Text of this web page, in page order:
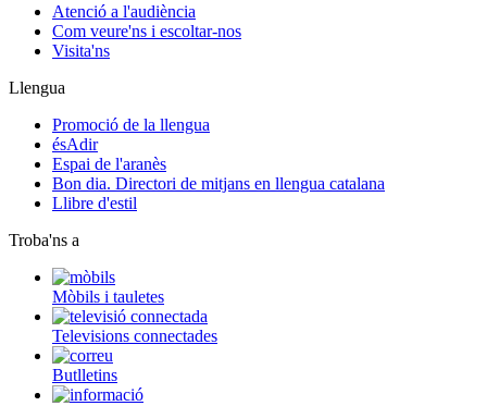
Atenció a l'audiència
Com veure'ns i escoltar-nos
Visita'ns
Llengua
Promoció de la llengua
ésAdir
Espai de l'aranès
Bon dia. Directori de mitjans en llengua catalana
Llibre d'estil
Troba'ns a
Mòbils i tauletes
Televisions connectades
Butlletins